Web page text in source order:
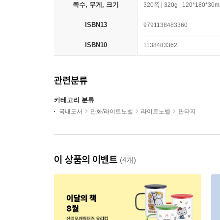
쪽수, 무게, 크기 320쪽 | 320g |
ISBN13 9791138483360
ISBN10 1138483362
관련분류
카테고리 분류
국내도서 만화/라이트노벨 라이트노벨 판타지
이 상품의 이벤트 (4개)